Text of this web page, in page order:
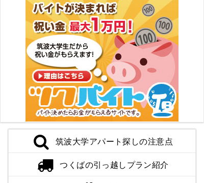
筑波大学アパート探しの注意点
つくばの引っ越しプラン紹介